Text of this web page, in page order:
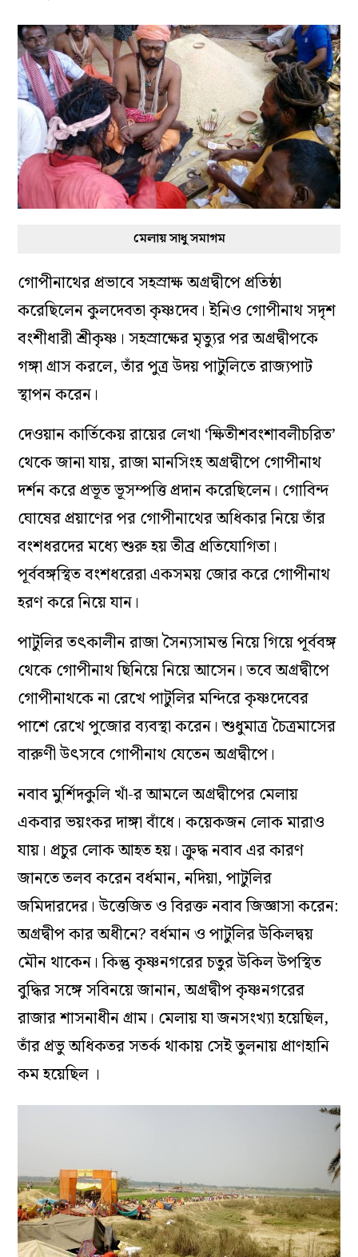
মেলায় সাধু সমাগম
গোপীনাথের প্রভাবে সহস্রাক্ষ অগ্রদ্বীপে প্রতিষ্ঠা
করেছিলেন কুলদেবতা কৃষ্ণদেব। ইনিও গোপীনাথ সদৃশ
বংশীধারী শ্রীকৃষ্ণ। সহস্রাক্ষের মৃত্যুর পর অগ্রদ্বীপকে
গঙ্গা গ্রাস করলে, তাঁর পুত্র উদয় পাটুলিতে রাজ্যপাট
স্থাপন করেন।
দেওয়ান কার্তিকেয় রায়ের লেখা ‘ক্ষিতীশবংশাবলীচরিত’
থেকে জানা যায়, রাজা মানসিংহ অগ্রদ্বীপে গোপীনাথ
দর্শন করে প্রভূত ভূসম্পত্তি প্রদান করেছিলেন। গোবিন্দ
ঘোষের প্রয়াণের পর গোপীনাথের অধিকার নিয়ে তাঁর
বংশধরদের মধ্যে শুরু হয় তীব্র প্রতিযোগিতা।
পূর্ববঙ্গস্থিত বংশধরেরা একসময় জোর করে গোপীনাথ
হরণ করে নিয়ে যান।
পাটুলির তৎকালীন রাজা সৈন্যসামন্ত নিয়ে গিয়ে পূর্ববঙ্গ
থেকে গোপীনাথ ছিনিয়ে নিয়ে আসেন। তবে অগ্রদ্বীপে
গোপীনাথকে না রেখে পাটুলির মন্দিরে কৃষ্ণদেবের
পাশে রেখে পুজোর ব্যবস্থা করেন। শুধুমাত্র চৈত্রমাসের
বারুণী উৎসবে গোপীনাথ যেতেন অগ্রদ্বীপে।
নবাব মুর্শিদকুলি খাঁ-র আমলে অগ্রদ্বীপের মেলায়
একবার ভয়ংকর দাঙ্গা বাঁধে। কয়েকজন লোক মারাও
যায়। প্রচুর লোক আহত হয়। ক্রুদ্ধ নবাব এর কারণ
জানতে তলব করেন বর্ধমান, নদিয়া, পাটুলির
জমিদারদের। উত্তেজিত ও বিরক্ত নবাব জিজ্ঞাসা করেন:
অগ্রদ্বীপ কার অধীনে? বর্ধমান ও পাটুলির উকিলদ্বয়
মৌন থাকেন। কিন্তু কৃষ্ণনগরের চতুর উকিল উপস্থিত
বুদ্ধির সঙ্গে সবিনয়ে জানান, অগ্রদ্বীপ কৃষ্ণনগরের
রাজার শাসনাধীন গ্রাম। মেলায় যা জনসংখ্যা হয়েছিল,
তাঁর প্রভু অধিকতর সতর্ক থাকায় সেই তুলনায় প্রাণহানি
কম হয়েছিল ।